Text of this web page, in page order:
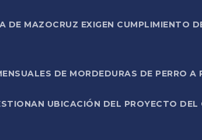
DE MAZOCRUZ EXIGEN CUMPLIMIENTO
DE MORDEDURAS DE PERRO A
UBICACIÓN DEL PROYECTO